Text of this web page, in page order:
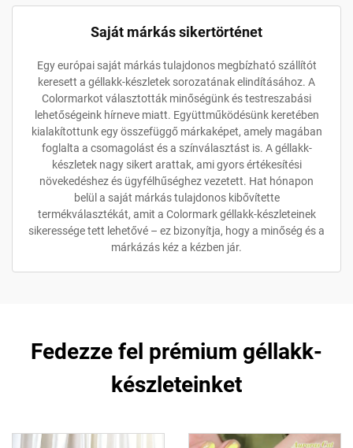
Saját márkás sikertörténet
Egy európai saját márkás tulajdonos megbízható szállítót
keresett a géllakk-készletek sorozatának elindításához. A
Colormarkot választották minőségünk és testreszabási
lehetőségeink hírneve miatt. Együttműködésünk keretében
kialakítottunk egy összefüggő márkaképet, amely magában
foglalta a csomagolást és a színválasztást is. A géllakk-
készletek nagy sikert arattak, ami gyors értékesítési
növekedéshez és ügyfélhűséghez vezetett. Hat hónapon
belül a saját márkás tulajdonos kibővítette
termékválasztékát, amit a Colormark géllakk-készleteinek
sikeressége tett lehetővé – ez bizonyítja, hogy a minőség és a
márkázás kéz a kézben jár.
Fedezze fel prémium géllakk-
készleteinket